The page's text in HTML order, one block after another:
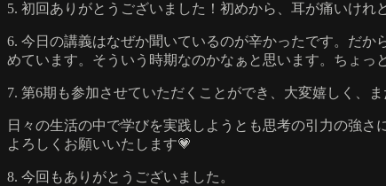
5. 初回ありがとうございました！初めから、耳が痛いけれ
6. 今日の講義はなぜか聞いているのが辛かったです。だ
めています。そういう時期なのかなぁと思います。ちょっ
7. 第6期も参加させていただくことができ、大変嬉しく、
日々の生活の中で学びを実践しようとも思考の引力の強さ
よろしくお願いいたします💗
8. 今回もありがとうございました。